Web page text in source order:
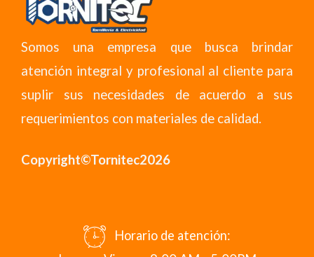
Somos una empresa que busca brindar
atención integral y profesional al cliente para
suplir sus necesidades de acuerdo a sus
requerimientos con materiales de calidad.
Copyright©Tornitec2026
Horario de atención: